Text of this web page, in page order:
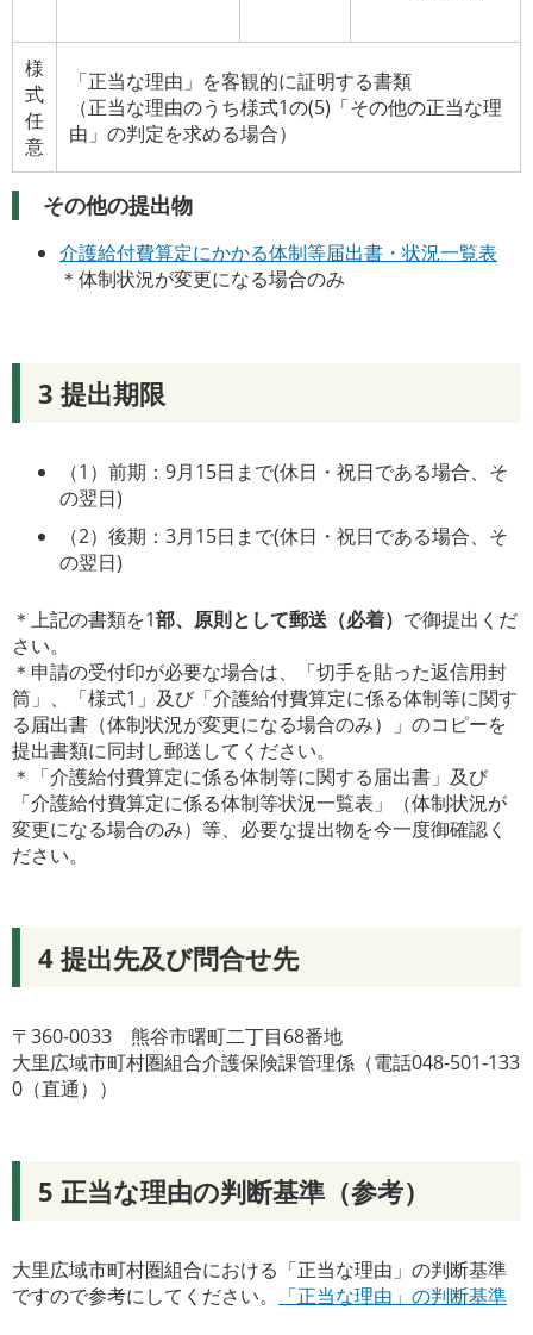
様
式
任
意
「正当な理由」を客観的に証明する書類
（正当な理由のうち様式1の(5)「その他の正当な理
由」の判定を求める場合）
その他の提出物
介護給付費算定にかかる体制等届出書・状況一覧表
＊体制状況が変更になる場合のみ
3 提出期限
（1）前期：9月15日まで(休日・祝日である場合、そ
の翌日)
（2）後期：3月15日まで(休日・祝日である場合、そ
の翌日)
＊上記の書類を1部、原則として郵送（必着） で御提出くだ
さい。
＊申請の受付印が必要な場合は、「切手を貼った返信用封
筒」、「様式1」及び「介護給付費算定に係る体制等に関す
る届出書（体制状況が変更になる場合のみ）」のコピーを
提出書類に同封し郵送してください。
＊「介護給付費算定に係る体制等に関する届出書」及び
「介護給付費算定に係る体制等状況一覧表」（体制状況が
変更になる場合のみ）等、必要な提出物を今一度御確認く
ださい。
4 提出先及び問合せ先
〒360-0033 熊谷市曙町二丁目68番地
大里広域市町村圏組合介護保険課管理係（電話048-501-133
0（直通））
5 正当な理由の判断基準（参考）
大里広域市町村圏組合における「正当な理由」の判断基準
ですので参考にしてください。
「正当な理由」の判断基準